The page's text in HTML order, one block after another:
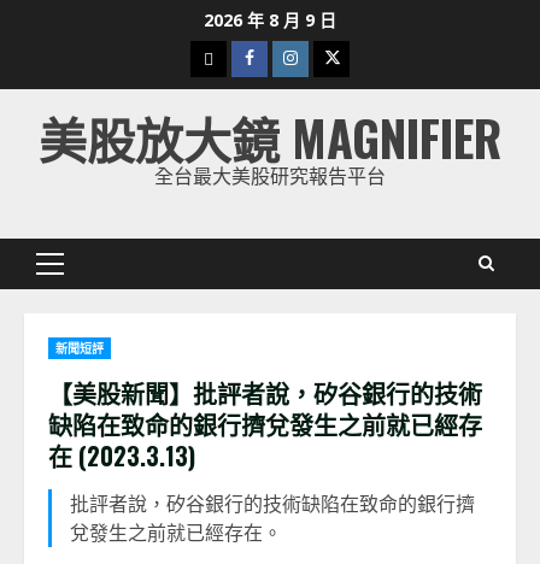
2026 年 8 月 9 日
下
載
美
股
Facebook
Instagram
Twitter
美股放大鏡 MAGNIFIER
全台最大美股研究報告平台
Primary
新聞短評
【美股新聞】批評者說，矽谷銀行的技術
缺陷在致命的銀行擠兌發生之前就已經存
在 (2023.3.13)
批評者說，矽谷銀行的技術缺陷在致命的銀行擠
兌發生之前就已經存在。